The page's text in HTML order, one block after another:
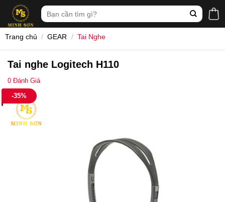
content
Tìm
kiếm:
Trang chủ / GEAR / Tai Nghe
Tai nghe Logitech H110
0 Đánh Giá
-35%